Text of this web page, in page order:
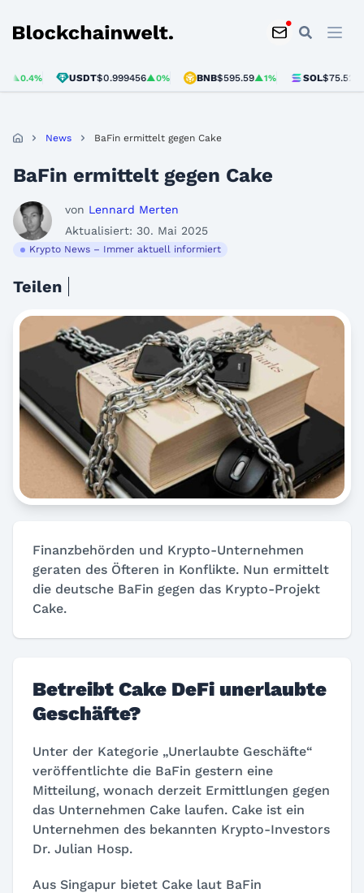
Blockchainwelt
USDT$0.999456▲0% BNB$595.59▲1% SOL$75.52▲2.8%
News BaFin ermittelt gegen Cake
BaFin ermittelt gegen Cake
von Lennard Merten
Aktualisiert: 30. Mai 2025
Krypto News – Immer aktuell informiert
Teilen
Finanzbehörden und Krypto-Unternehmen
geraten des Öfteren in Konflikte. Nun ermittelt
die deutsche BaFin gegen das Krypto-Projekt
Cake.
Betreibt Cake DeFi unerlaubte
Geschäfte?
Unter der Kategorie „Unerlaubte Geschäfte“
veröffentlichte die BaFin gestern eine
Mitteilung, wonach derzeit Ermittlungen gegen
das Unternehmen Cake laufen. Cake ist ein
Unternehmen des bekannten Krypto-Investors
Dr. Julian Hosp.
Aus Singapur bietet Cake laut BaFin